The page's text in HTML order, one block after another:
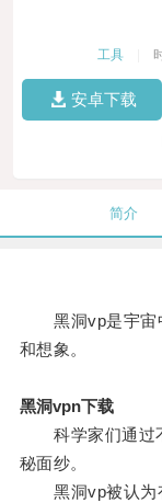
工具
安卓下载
简介
黑洞vp是宇宙中
和想象。
黑洞vpn下载
科学家们通过不
秘面纱。
黑洞vp被认为有